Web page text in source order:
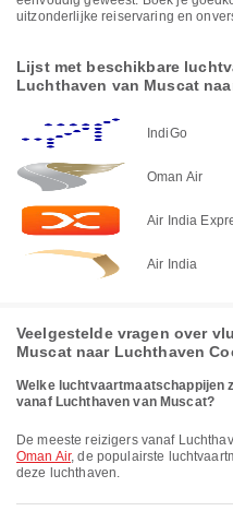
uitzonderlijke reiservaring en
Lijst met beschikbare
Luchthaven van Muscat
IndiGo
Oman Air
Air India
Air India
Veelgestelde vragen over
Muscat naar Luchthaven
Welke luchtvaartmaatschappijen
vanaf Luchthaven van Muscat?
De meeste reizigers vanaf
Oman Air, de populairste
deze luchthaven.